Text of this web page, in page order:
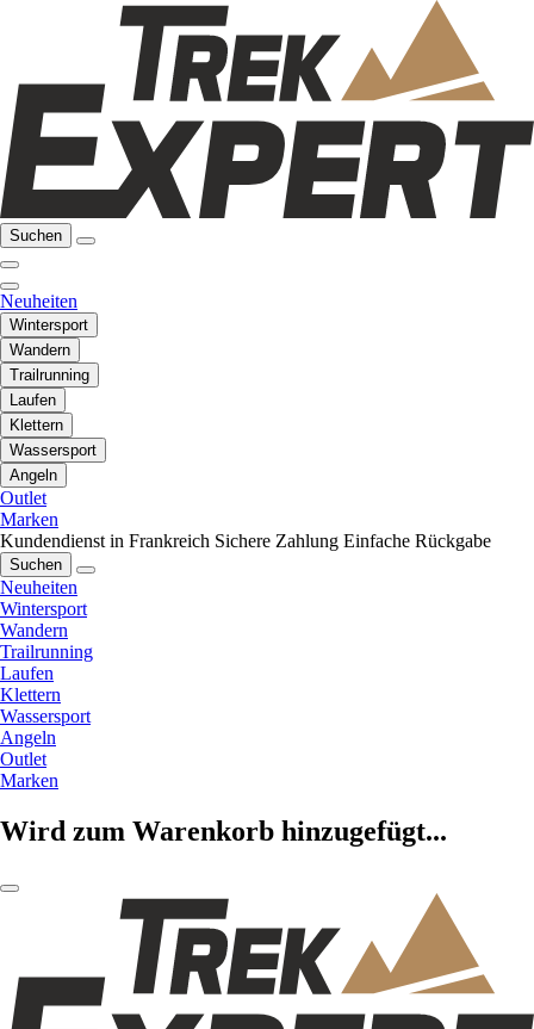
Suchen
Neuheiten
Wintersport
Wandern
Trailrunning
Laufen
Klettern
Wassersport
Angeln
Outlet
Marken
Kundendienst in Frankreich Sichere Zahlung Einfache Rückgabe
Suchen
Neuheiten
Wintersport
Wandern
Trailrunning
Laufen
Klettern
Wassersport
Angeln
Outlet
Marken
Wird zum Warenkorb hinzugefügt...